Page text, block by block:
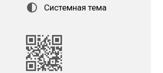
Системная тема